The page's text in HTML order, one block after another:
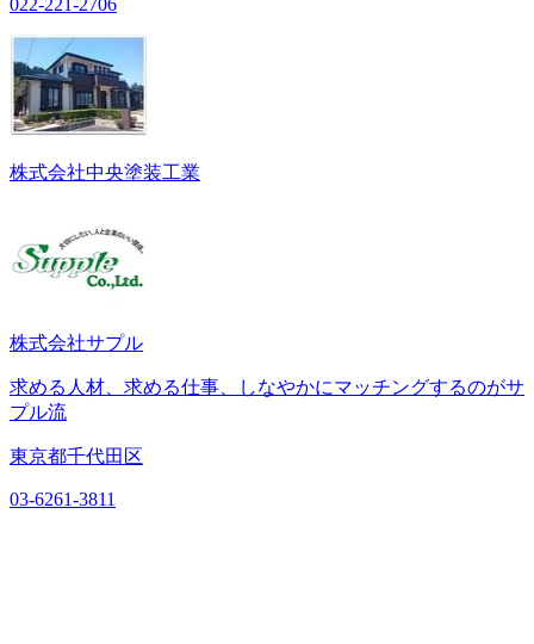
株式会社中央塗装工業
株式会社サプル
求める人材、求める仕事、しなやかにマッチングするのがサ
プル流
東京都千代田区
03-6261-3811